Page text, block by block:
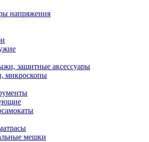
напряжения
защитные аксессуары
микроскопы
мешки